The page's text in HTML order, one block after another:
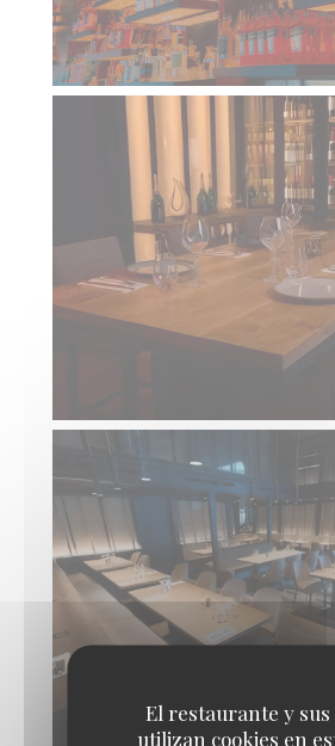
El restaurante y sus
utilizan cookies en